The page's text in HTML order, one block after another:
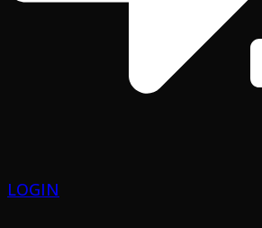
LOGIN